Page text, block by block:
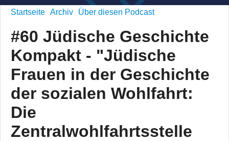
Startseite Archiv Über diesen Podcast
#60 Jüdische Geschichte
Kompakt - "Jüdische
Frauen in der Geschichte
der sozialen Wohlfahrt:
Die
Zentralwohlfahrtsstelle